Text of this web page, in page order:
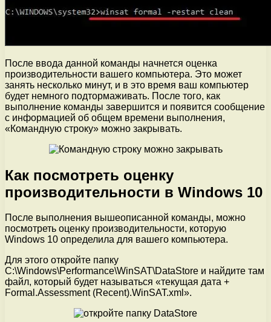
После ввода данной команды начнется оценка
производительности вашего компьютера. Это может
занять несколько минут, и в это время ваш компьютер
будет немного подтормаживать. После того, как
выполнение команды завершится и появится сообщение
с информацией об общем времени выполнения,
«Командную строку» можно закрывать.
Как посмотреть оценку
производительности в Windows 10
После выполнения вышеописанной команды, можно
посмотреть оценку производительности, которую
Windows 10 определила для вашего компьютера.
Для этого откройте папку
C:\Windows\Performance\WinSAT\DataStore и найдите там
файл, который будет называться «текущая дата +
Formal.Assessment (Recent).WinSAT.xml».